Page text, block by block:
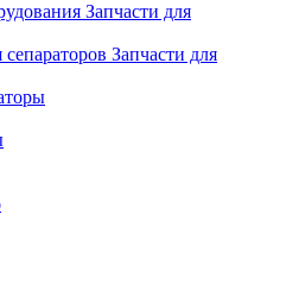
Запчасти для
Запчасти для